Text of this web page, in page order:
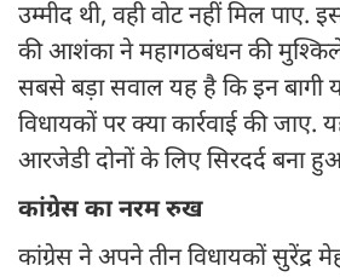
उम्मीद थी, वही वोट नहीं मिल पाए.
की आशंका ने महागठबंधन की
सबसे बड़ा सवाल यह है कि इन बागी
विधायकों पर क्या कार्रवाई की जाए.
आरजेडी दोनों के लिए सिरदर्द बना
कांग्रेस का नरम रुख
कांग्रेस ने अपने तीन विधायकों सुरेंद्र